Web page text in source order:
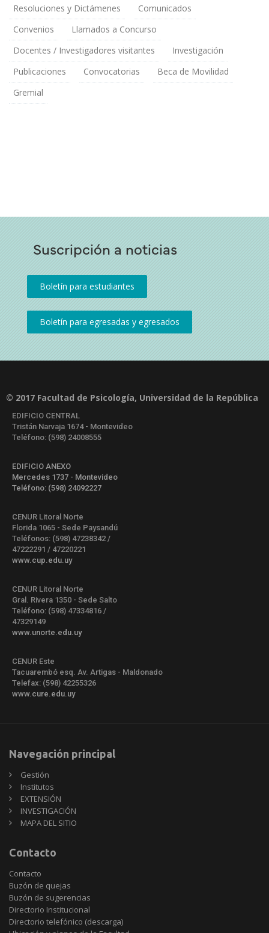
Resoluciones y Dictámenes
Comunicados
Convenios
Llamados a Concurso
Docentes / Investigadores visitantes
Investigación
Publicaciones
Convocatorias
Beca de Movilidad
Gremial
Suscripción a noticias
© 2017 Facultad de Psicología, Universidad de la República
EDIFICIO CENTRAL
Tristán Narvaja 1674 - Montevideo
Teléfono: (598) 24008555
EDIFICIO ANEXO
Mercedes 1737 - Montevideo
Teléfono: (598) 24092227
CENUR Litoral Norte
Florida 1065 - Sede Paysandú
Teléfonos: (598) 47238342 /
47222291 / 47220221
www.cup.edu.uy
CENUR Litoral Norte
Gral. Rivera 1350 - Sede Salto
Teléfono: (598) 47334816 /
47329149
www.unorte.edu.uy
CENUR Este
Tacuarembó esq. Av. Artigas - Maldonado
Telefax: (598) 42255326
www.cure.edu.uy
Navegación principal
Gestión
Institutos
EXTENSIÓN
INVESTIGACIÓN
MAPA DEL SITIO
Contacto
Contacto
Buzón de quejas
Buzón de sugerencias
Directorio Institucional
Directorio telefónico (descarga)